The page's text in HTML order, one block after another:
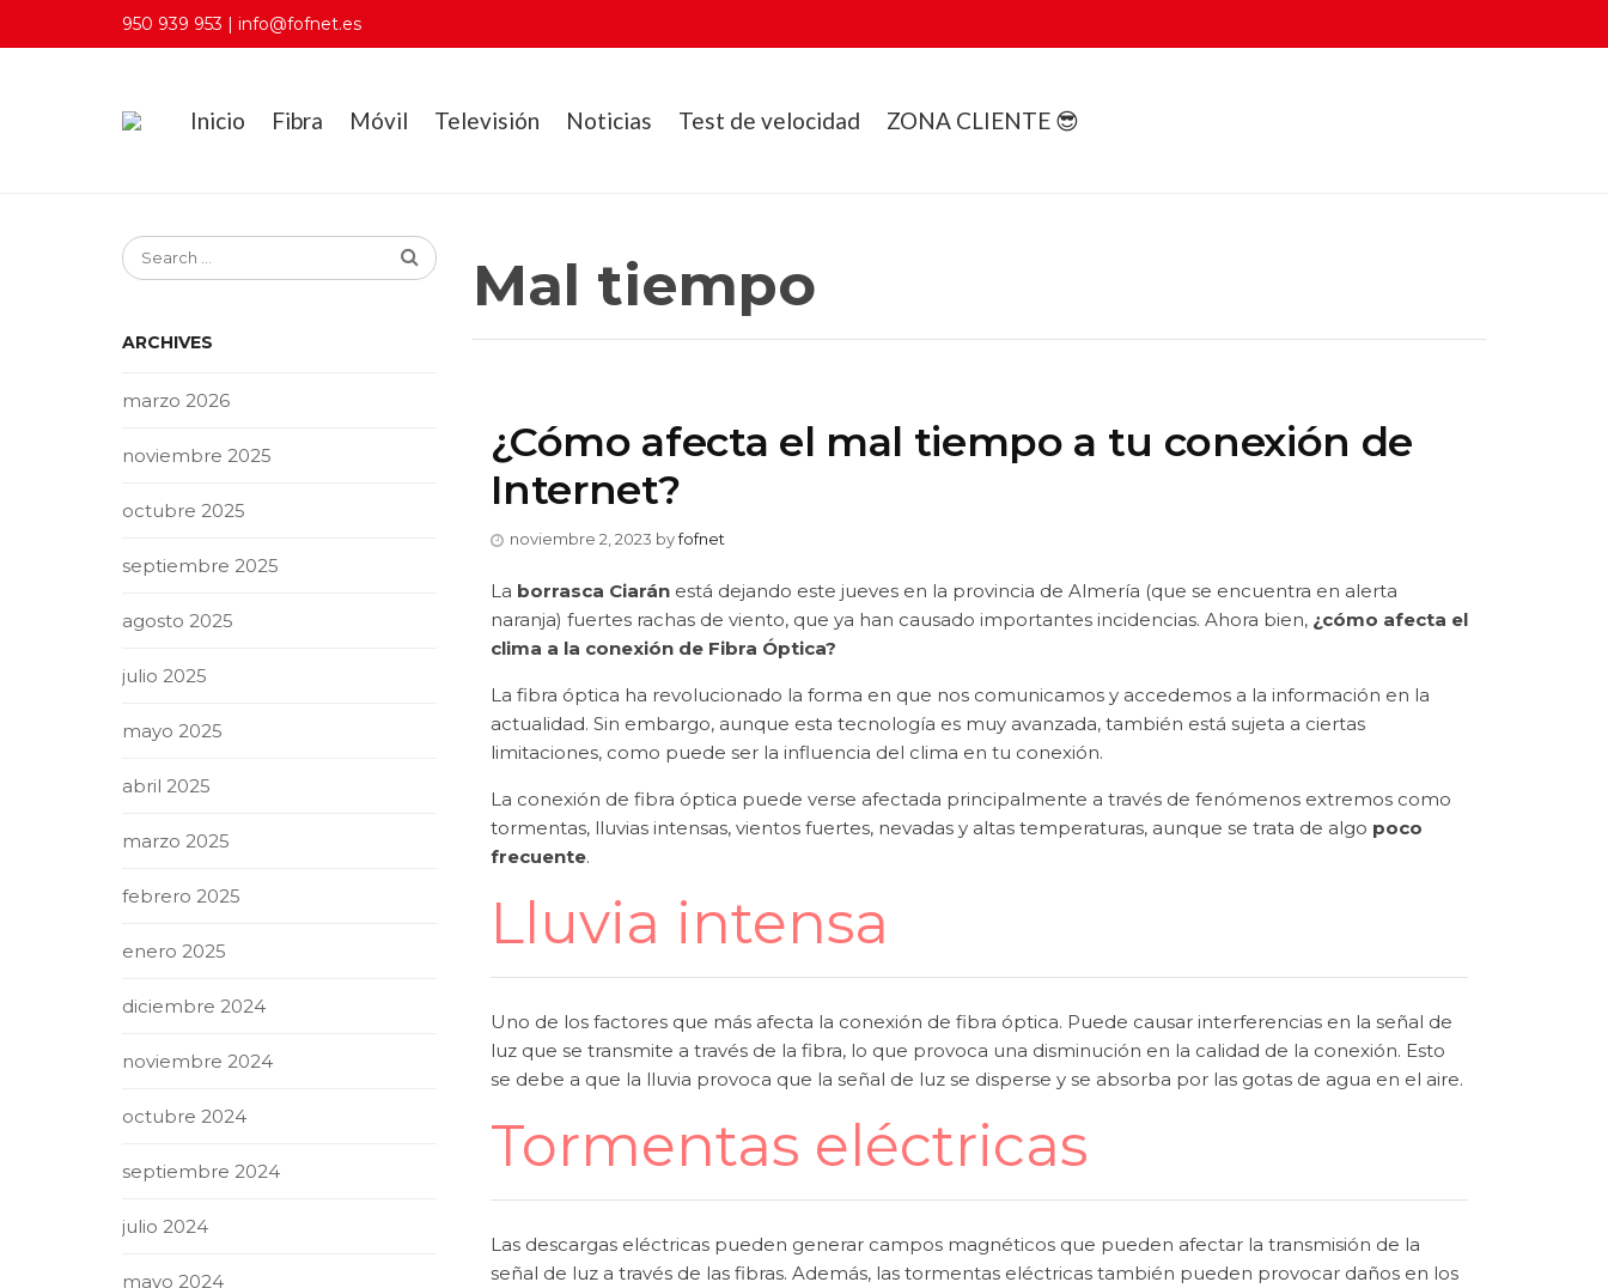
950 939 953 | info@fofnet.es
Inicio Fibra Móvil Televisión Noticias Test de velocidad ZONA CLIENTE 😎
Mal tiempo
¿Cómo afecta el mal tiempo a tu conexión de
Internet?
noviembre 2, 2023 byfofnet
La borrasca Ciaránestá dejando este jueves en la provincia de Almería (que se encuentra en alerta
naranja) fuertes rachas de viento, que ya han causado importantes incidencias. Ahora bien, ¿cómo afecta el
clima a la conexión de Fibra Óptica?
La fibra óptica ha revolucionado la forma en que nos comunicamos y accedemos a la información en la
actualidad. Sin embargo, aunque esta tecnología es muy avanzada, también está sujeta a ciertas
limitaciones, como puede ser la influencia del clima en tu conexión.
La conexión de fibra óptica puede verse afectada principalmente a través de fenómenos extremos como
tormentas, lluvias intensas, vientos fuertes, nevadas y altas temperaturas, aunque se trata de algo poco
frecuente.
Lluvia intensa
Uno de los factores que más afecta la conexión de fibra óptica. Puede causar interferencias en la señal de
luz que se transmite a través de la fibra, lo que provoca una disminución en la calidad de la conexión. Esto
se debe a que la lluvia provoca que la señal de luz se disperse y se absorba por las gotas de agua en el aire.
Tormentas eléctricas
Las descargas eléctricas pueden generar campos magnéticos que pueden afectar la transmisión de la
señal de luz a través de las fibras. Además, las tormentas eléctricas también pueden provocar daños en los
ARCHIVES
marzo 2026
noviembre 2025
octubre 2025
septiembre 2025
agosto 2025
julio 2025
mayo 2025
abril 2025
marzo 2025
febrero 2025
enero 2025
diciembre 2024
noviembre 2024
octubre 2024
septiembre 2024
julio 2024
mayo 2024